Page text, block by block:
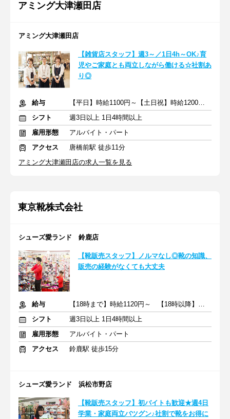
アミング大津瀬田店
アミング大津瀬田店
【雑貨店スタッフ】週3～／1日4h～OK♪育
児やご家庭とも両立しながら働ける☆社割あ
り◎
給与
【平日】時給1100円～【土日祝】時給1200円～＋交通費一部支給
シフト
週3日以上 1日4時間以上
雇用形態
アルバイト・パート
アクセス
唐橋前駅 徒歩11分
アミング大津瀬田店の求人一覧を見る
東京靴株式会社
シューズ愛ランド 鈴鹿店
【靴販売スタッフ】ノルマなし◎靴の知識、
販売の経験がなくても大丈夫
給与
【18時まで】時給1120円～ 【18時以降】時給1150円～＋交通費
シフト
週3日以上 1日4時間以上
雇用形態
アルバイト・パート
アクセス
鈴鹿駅 徒歩15分
シューズ愛ランド 浜松市野店
【靴販売スタッフ】初バイトも歓迎★週4日
学業・家庭両立バツグン♪社割で靴をお得に